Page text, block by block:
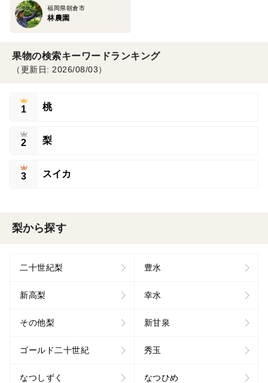
福岡県朝倉市
林農園
果物の検索キーワードランキング
（更新日: 2026/08/03）
1 桃
2 梨
3 スイカ
梨から探す
二十世紀梨 豊水
新高梨 幸水
その他梨 新甘泉
ゴールド二十世紀 秀玉
なつしずく なつひめ